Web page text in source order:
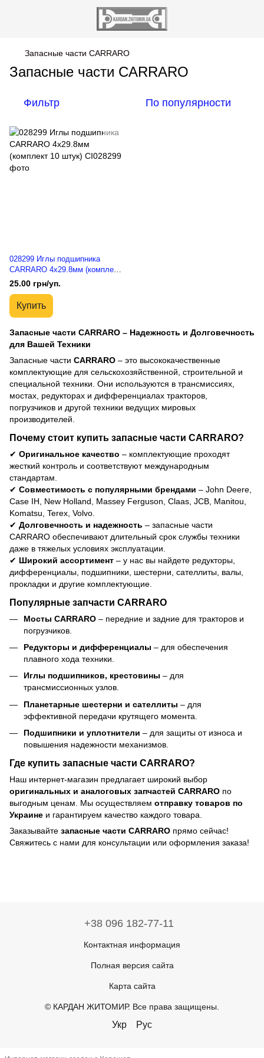
Запасные части CARRARO
Запасные части CARRARO
Фильтр По популярности
028299 Иглы подшипника
CARRARO 4x29.8мм (комплект
10 штук)
25.00 грн/уп.
Купить
Запасные части CARRARO – Надежность и Долговечность
для Вашей Техники
Запасные части CARRARO – это высококачественные
комплектующие для сельскохозяйственной, строительной и
специальной техники. Они используются в трансмиссиях,
мостах, редукторах и дифференциалах тракторов,
погрузчиков и другой техники ведущих мировых
производителей.
Почему стоит купить запасные части CARRARO?
✔ Оригинальное качество – комплектующие проходят
жесткий контроль и соответствуют международным
стандартам.
✔ Совместимость с популярными брендами – John Deere,
Case IH, New Holland, Massey Ferguson, Claas, JCB, Manitou,
Komatsu, Terex, Volvo.
✔ Долговечность и надежность – запасные части
CARRARO обеспечивают длительный срок службы техники
даже в тяжелых условиях эксплуатации.
✔ Широкий ассортимент – у нас вы найдете редукторы,
дифференциалы, подшипники, шестерни, сателлиты, валы,
прокладки и другие комплектующие.
Популярные запчасти CARRARO
Мосты CARRARO – передние и задние для тракторов и
погрузчиков.
Редукторы и дифференциалы – для обеспечения
плавного хода техники.
Иглы подшипников, крестовины – для
трансмиссионных узлов.
Планетарные шестерни и сателлиты – для
эффективной передачи крутящего момента.
Подшипники и уплотнители – для защиты от износа и
повышения надежности механизмов.
Где купить запасные части CARRARO?
Наш интернет-магазин предлагает широкий выбор
оригинальных и аналоговых запчастей CARRARO по
выгодным ценам. Мы осуществляем отправку товаров по
Украине и гарантируем качество каждого товара.
Заказывайте запасные части CARRARO прямо сейчас!
Свяжитесь с нами для консультации или оформления заказа!
+38 096 182-77-11
Контактная информация
Полная версия сайта
Карта сайта
© КАРДАН ЖИТОМИР. Все права защищены.
Укр Рус